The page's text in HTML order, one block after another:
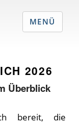
2026
Überblick
bereit, die
MENÜ